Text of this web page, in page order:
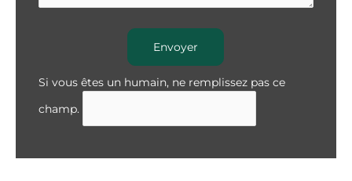
Envoyer
Si vous êtes un humain, ne remplissez pas ce
champ.